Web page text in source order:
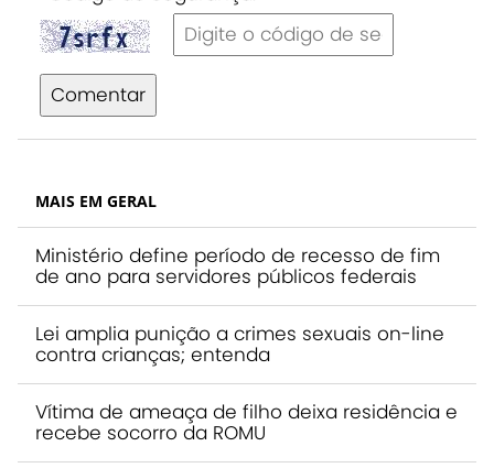
Comentar
MAIS EM GERAL
Ministério define período de recesso de fim
de ano para servidores públicos federais
Lei amplia punição a crimes sexuais on-line
contra crianças; entenda
Vítima de ameaça de filho deixa residência e
recebe socorro da ROMU